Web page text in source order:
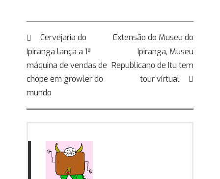
Navegação
de
Post
Cervejaria do
Ipiranga lança a 1ª
máquina de vendas de
chope em growler do
mundo
Extensão do Museu do
Ipiranga, Museu
Republicano de Itu tem
tour virtual